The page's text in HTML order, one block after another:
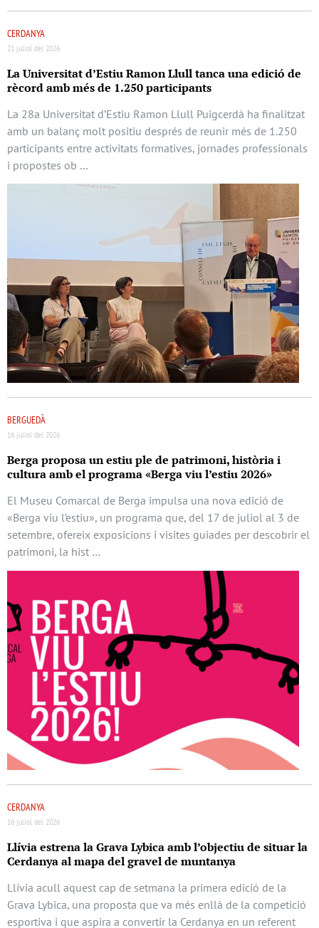
CERDANYA
21 juliol del 2026
La Universitat d’Estiu Ramon Llull tanca una edició de
rècord amb més de 1.250 participants
La 28a Universitat d’Estiu Ramon Llull Puigcerdà ha finalitzat
amb un balanç molt positiu després de reunir més de 1.250
participants entre activitats formatives, jornades professionals
i propostes ob …
BERGUEDÀ
16 juliol del 2026
Berga proposa un estiu ple de patrimoni, història i
cultura amb el programa «Berga viu l’estiu 2026»
El Museu Comarcal de Berga impulsa una nova edició de
«Berga viu l’estiu», un programa que, del 17 de juliol al 3 de
setembre, ofereix exposicions i visites guiades per descobrir el
patrimoni, la hist …
CERDANYA
16 juliol del 2026
Llívia estrena la Grava Lybica amb l’objectiu de situar la
Cerdanya al mapa del gravel de muntanya
Llívia acull aquest cap de setmana la primera edició de la
Grava Lybica, una proposta que va més enllà de la competició
esportiva i que aspira a convertir la Cerdanya en un referent